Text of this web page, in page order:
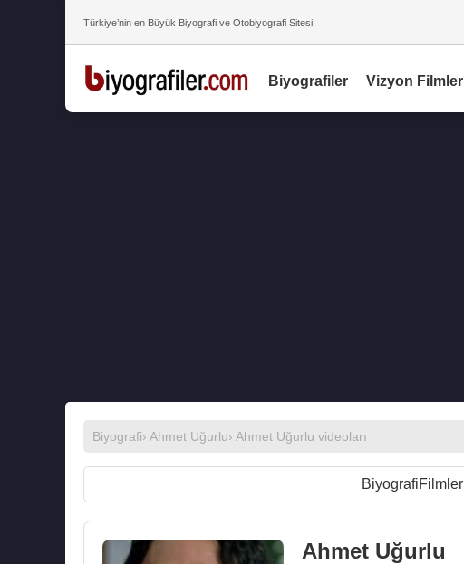
Türkiye’nin en Büyük Biyografi ve Otobiyografi Sitesi
Biyografiler Vizyon Filmler
Biyografi› Ahmet Uğurlu› Ahmet Uğurlu videoları
BiyografiFilmler
Ahmet Uğurlu